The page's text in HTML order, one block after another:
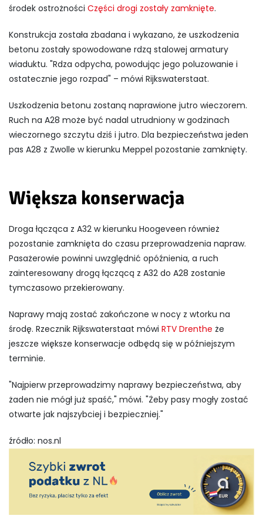
środek ostrożności Części drogi zostały zamknięte.
Konstrukcja została zbadana i wykazano, że uszkodzenia
betonu zostały spowodowane rdzą stalowej armatury
wiaduktu. "Rdza odpycha, powodując jego poluzowanie i
ostatecznie jego rozpad" – mówi Rijkswaterstaat.
Uszkodzenia betonu zostaną naprawione jutro wieczorem.
Ruch na A28 może być nadal utrudniony w godzinach
wieczornego szczytu dziś i jutro. Dla bezpieczeństwa jeden
pas A28 z Zwolle w kierunku Meppel pozostanie zamknięty.
Większa konserwacja
Droga łącząca z A32 w kierunku Hoogeveen również
pozostanie zamknięta do czasu przeprowadzenia napraw.
Pasażerowie powinni uwzględnić opóźnienia, a ruch
zainteresowany drogą łączącą z A32 do A28 zostanie
tymczasowo przekierowany.
Naprawy mają zostać zakończone w nocy z wtorku na
środę. Rzecznik Rijkswaterstaat mówi RTV Drenthe że
jeszcze większe konserwacje odbędą się w późniejszym
terminie.
"Najpierw przeprowadzimy naprawy bezpieczeństwa, aby
żaden nie mógł już spaść," mówi. "Żeby pasy mogły zostać
otwarte jak najszybciej i bezpieczniej."
źródło: nos.nl